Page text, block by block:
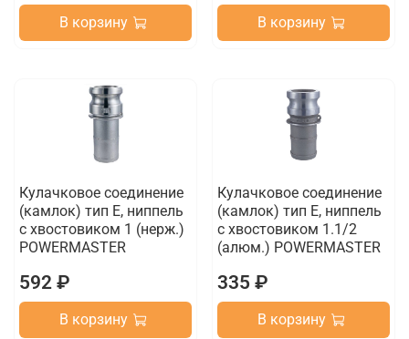
В корзину В корзину
Кулачковое соединение
(камлок) тип E, ниппель
с хвостовиком 1 (нерж.)
POWERMASTER
592 ₽
В корзину
Кулачковое соединение
(камлок) тип E, ниппель
с хвостовиком 1.1/2
(алюм.) POWERMASTER
335 ₽
В корзину